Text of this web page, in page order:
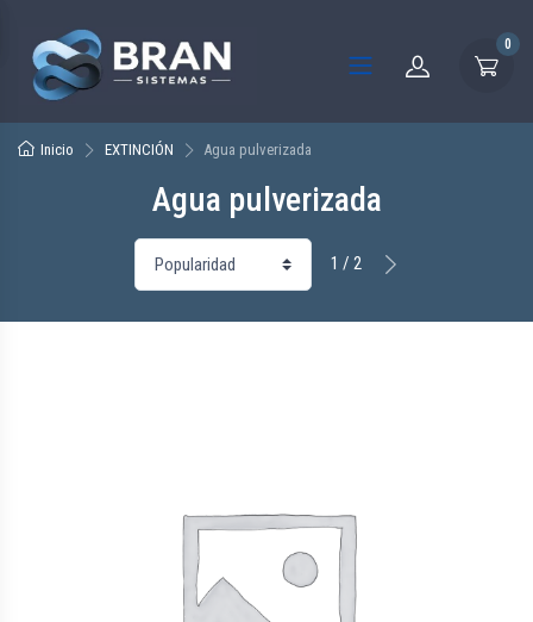
0
Inicio EXTINCIÓN Agua pulverizada
Agua pulverizada
1 / 2